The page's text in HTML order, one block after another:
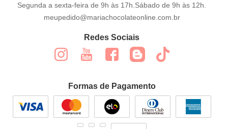
Segunda a sexta-feira de 9h às 17h.Sábado de 9h às 12h.
meupedido@mariachocolateonline.com.br
Redes Sociais
Formas de Pagamento